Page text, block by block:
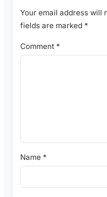
Your email address will
fields are marked *
Comment *
Name *